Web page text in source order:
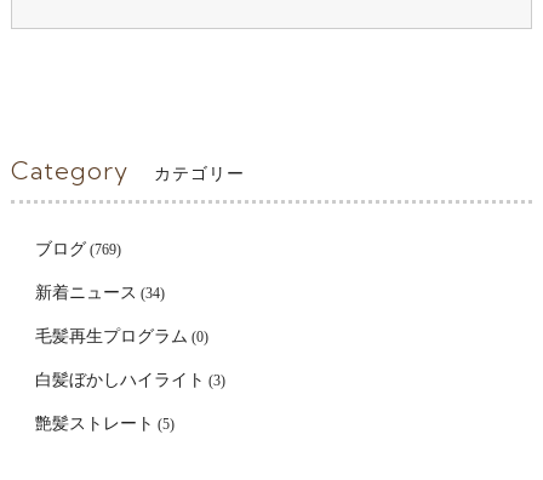
Category カテゴリー
ブログ (769)
新着ニュース (34)
毛髪再生プログラム (0)
白髪ぼかしハイライト (3)
艶髪ストレート (5)